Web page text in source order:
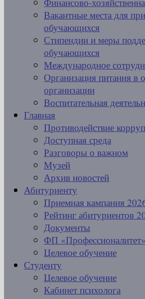
Вакантные места для
обучающихся
Стипендии и меры
обучающихся
Международное
Организация питания в
организации
Воспитательная
Главная
Противодействие
Доступная среда
Разговоры о важном
Музей
Архив новостей
Абитуриенту
Приемная кампания
Рейтинг абитуриентов
Документы
ФП «Профессионалитет»
Целевое обучение
Студенту
Целевое обучение
Кабинет психолога